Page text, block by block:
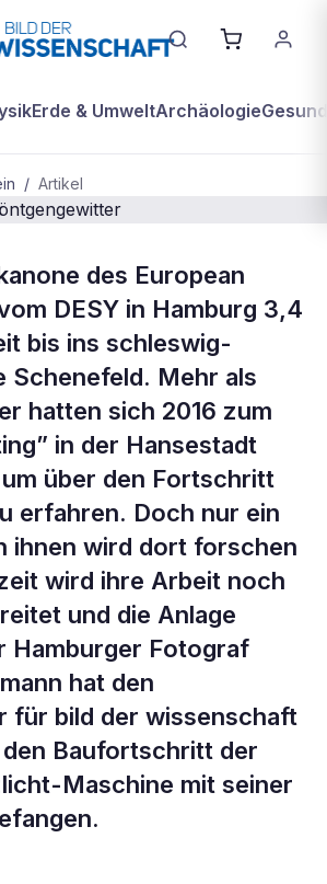
Erde & UmweltArchäologie
/ Artikel
im Röntgengewitter
des European
DESY in Hamburg 3,4
bis ins schleswig-
Schenefeld. Mehr als
hatten sich 2016 zum
in der Hansestadt
über den Fortschritt
erfahren. Doch nur ein
ihnen wird dort forschen
wird ihre Arbeit noch
und die Anlage
Hamburger Fotograf
hat den
für bild der wissenschaft
Baufortschritt der
Maschine mit seiner